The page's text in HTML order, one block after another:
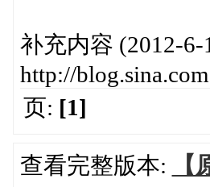
补充内容 (2012-6-
http://
页: [1]
查看完整版本: